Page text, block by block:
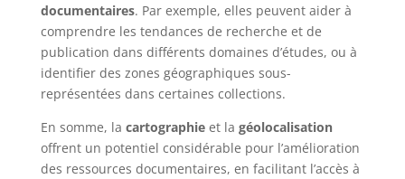
documentaires. Par exemple, elles peuvent aider à
comprendre les tendances de recherche et de
publication dans différents domaines d’études, ou à
identifier des zones géographiques sous-
représentées dans certaines collections.
En somme, la cartographieet la géolocalisation
offrent un potentiel considérable pour l’amélioration
des ressources documentaires, en facilitant l’accès à